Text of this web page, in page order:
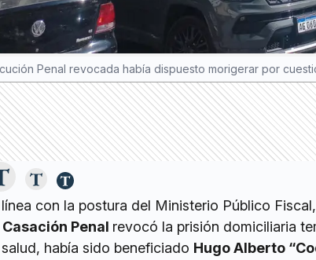
Penal revocada había dispuesto morigerar por
línea con la postura del Ministerio Público
Penal revocó la prisión domiciliaria
había sido beneficiado Hugo Alberto